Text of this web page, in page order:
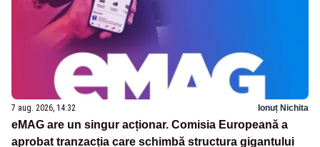
7 aug. 2026, 14:32 Ionuț Nichita
eMAG are un singur acționar. Comisia Europeană a
aprobat tranzacția care schimbă structura gigantului